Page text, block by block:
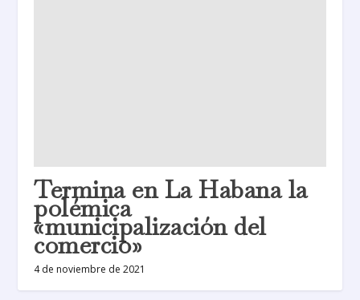
Termina en La Habana la
polémica
«municipalización del
comercio»
4 de noviembre de 2021